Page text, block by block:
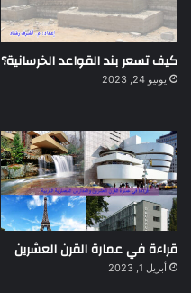
كيف تسعر بند القواعد الخرسانية؟
يونيو 24, 2023
قراءة في عمارة القرن العشرين
أبريل 1, 2023